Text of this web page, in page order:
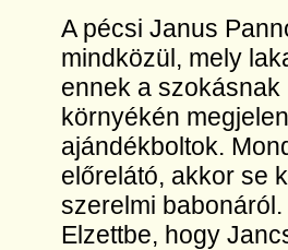
A pécsi Janus
mindközül, mely
ennek a szokásnak
környékén
ajándékboltok.
előrelátó, akkor se
szerelmi
Elzettbe, hogy